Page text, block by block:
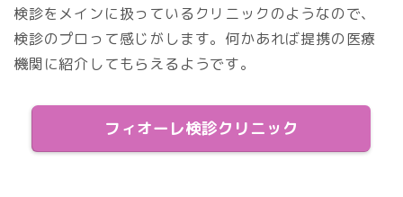
検診をメインに扱っているクリニックのようなので、
検診のプロって感じがします。何かあれば提携の医療
機関に紹介してもらえるようです。
フィオーレ検診クリニック